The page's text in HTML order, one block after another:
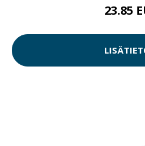
23.85